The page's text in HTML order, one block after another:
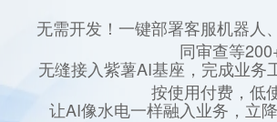
无需开发！一键部署客服机器人
同审查等
无缝接入紫薯AI基座，完成业务
按使用付费，低
让AI像水电一样融入业务，立